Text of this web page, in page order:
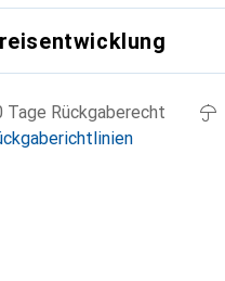
Tage Rückgaberecht